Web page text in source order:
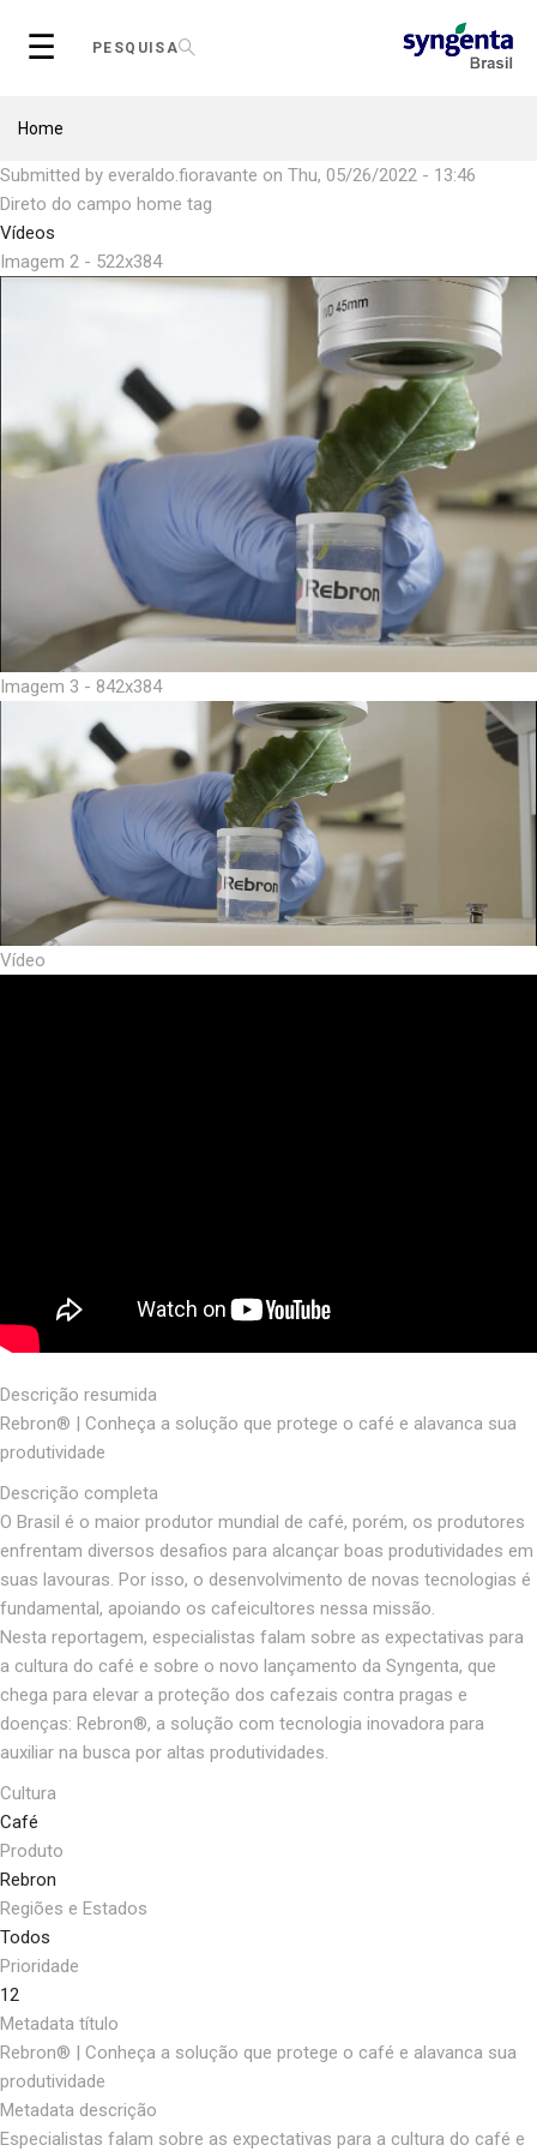
☰ PESQUISA
Breadcrumb
Home
Submitted by everaldo.fioravante on Thu, 05/26/2022 - 13:46
Direto do campo home tag
Vídeos
Imagem 2 - 522x384
Imagem 3 - 842x384
Vídeo
Descrição resumida
Rebron® | Conheça a solução que protege o café e alavanca sua
produtividade
Descrição completa
O Brasil é o maior produtor mundial de café, porém, os produtores
enfrentam diversos desafios para alcançar boas produtividades em
suas lavouras. Por isso, o desenvolvimento de novas tecnologias é
fundamental, apoiando os cafeicultores nessa missão.
Nesta reportagem, especialistas falam sobre as expectativas para
a cultura do café e sobre o novo lançamento da Syngenta, que
chega para elevar a proteção dos cafezais contra pragas e
doenças: Rebron®, a solução com tecnologia inovadora para
auxiliar na busca por altas produtividades.
Cultura
Café
Produto
Rebron
Regiões e Estados
Todos
Prioridade
12
Metadata título
Rebron® | Conheça a solução que protege o café e alavanca sua
produtividade
Metadata descrição
Especialistas falam sobre as expectativas para a cultura do café e